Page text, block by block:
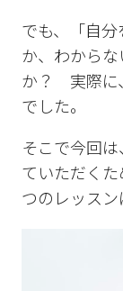
でも、「自分
か、わからな
か？ 実際に
でした。
そこで今回
ていただく
つのレッスン